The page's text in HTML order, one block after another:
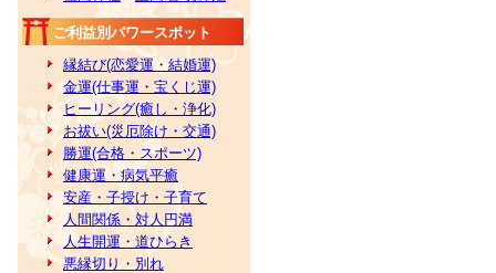
ご利益別パワースポット
縁結び(恋愛運・結婚運)
金運(仕事運・宝くじ運)
ヒーリング(癒し・浄化)
お祓い(災厄除け・交通)
勝運(合格・スポーツ)
健康運・病気平癒
安産・子授け・子育て
人間関係・対人円満
人生開運・道ひらき
悪縁切り・別れ